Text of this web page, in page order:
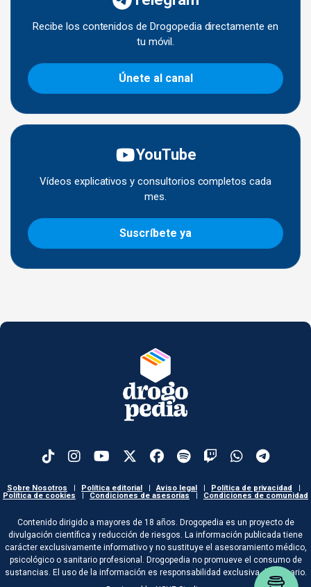
Recibe los contenidos de Drogopedia directamente en
tu móvil.
Únete al canal
YouTube
Vídeos explicativos y consultorios completos cada
mes.
Suscríbete ya
Sobre Nosotros Política editorial Aviso legal Política de privacidad
Política de cookies
Condiciones de asesorías Condiciones de comunidad
Contenido dirigido a mayores de 18 años. Drogopedia es un proyecto de
divulgación científica y reducción de riesgos. La información publicada tiene
carácter exclusivamente informativo y no sustituye el asesoramiento médico,
psicológico o sanitario profesional. Drogopedia no promueve el consumo de
sustancias. El uso de la información es responsabilidad exclusiva del usuario.